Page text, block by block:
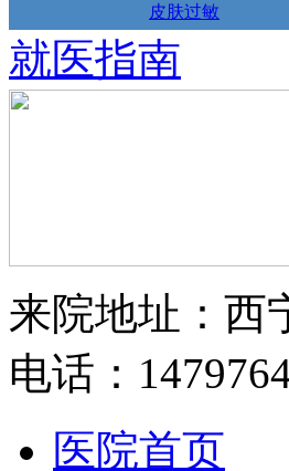
皮肤过敏
就医指南
来院地址：西
电话：
医院首页